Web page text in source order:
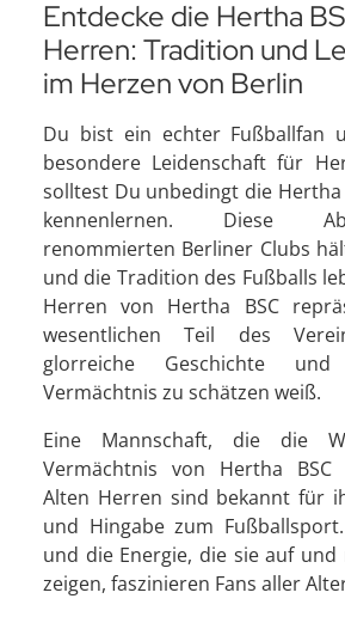
Entdecke die Hertha
Herren: Tradition und
im Herzen von Berlin
Du bist ein echter Fußballfan
besondere Leidenschaft für
solltest Du unbedingt die Hertha
kennenlernen. Diese
renommierten Berliner Clubs
und die Tradition des Fußballs
Herren von Hertha BSC
wesentlichen Teil des
glorreiche Geschichte
Vermächtnis zu schätzen weiß.
Eine Mannschaft, die die
Vermächtnis von Hertha
Alten Herren sind bekannt für
und Hingabe zum
und die Energie, die sie auf und
zeigen, faszinieren Fans aller